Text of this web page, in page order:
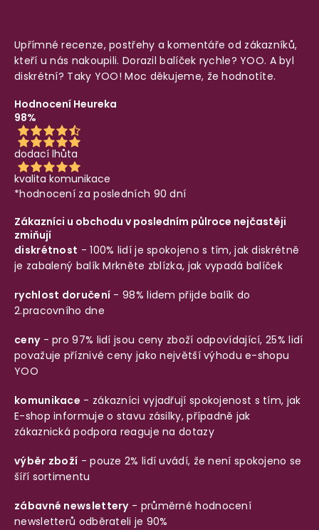
Upřímné recenze, postřehy a komentáře od zákazníků,
kteří u nás nakoupili. Dorazil balíček rychle? YOO. A byl
diskrétní? Taky YOO! Moc děkujeme, že hodnotíte.
Hodnocení Heureka
98%
dodací lhůta
kvalita komunikace
*hodnocení za posledních 90 dní
Zákazníci u obchodu v posledním půlroce nejčastěji
zmiňují
diskrétnost - 100% lidí je spokojeno s tím, jak diskrétně
je zabalený balíkMrkněte zblízka, jak vypadá balíček
rychlost doručení - 98% lidem přijde balík do
2.pracovního dne
ceny- pro 97% lidí jsou ceny zboží odpovídající, 25% lidí
považuje příznivé ceny jako největší výhodu e-shopu
YOO
komunikace - zákazníci vyjadřují spokojenost s tím, jak
E-shop informuje o stavu zásilky, případně jak
zákaznická podpora reaguje na dotazy
výběr zboží - pouze 2% lidí uvádí, že není spokojeno se
šíří sortimentu
zábavné newslettery- průměrné hodnocení
newsletterů odběrateli je 90%